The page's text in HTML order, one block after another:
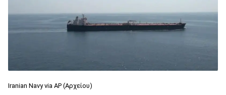
Iranian Navy via AP (Αρχείου)